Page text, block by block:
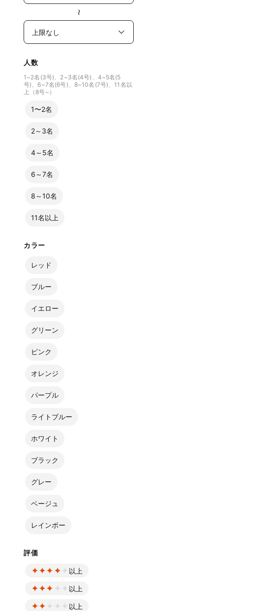
〜
人数
1~2名(3号)、2~3名(4号)、4~5名(5
号)、6~7名(6号)、8~10名(7号)、11名以
上（8号~）
1〜2名
2～3名
4～5名
6～7名
8～10名
11名以上
カラー
レッド
ブルー
イエロー
グリーン
ピンク
オレンジ
パープル
ライトブルー
ホワイト
ブラック
グレー
ベージュ
レインボー
評価
以上
以上
以上